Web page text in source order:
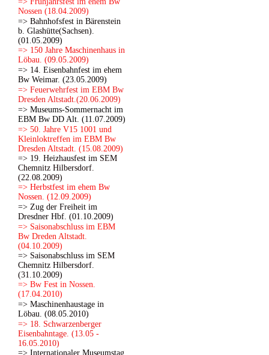
Nossen (18.04.2009)
=> Bahnhofsfest in Bärenstein
b. Glashütte(Sachsen).
(01.05.2009)
=> 150 Jahre Maschinenhaus in
Löbau. (09.05.2009)
=> 14. Eisenbahnfest im ehem
Bw Weimar. (23.05.2009)
=> Feuerwehrfest im EBM Bw
Dresden Altstadt.(20.06.2009)
=> Museums-Sommernacht im
EBM Bw DD Alt. (11.07.2009)
=> 50. Jahre V15 1001 und
Kleinloktreffen im EBM Bw
Dresden Altstadt. (15.08.2009)
=> 19. Heizhausfest im SEM
Chemnitz Hilbersdorf.
(22.08.2009)
=> Herbstfest im ehem Bw
Nossen. (12.09.2009)
=> Zug der Freiheit im
Dresdner Hbf. (01.10.2009)
=> Saisonabschluss im EBM
Bw Dreden Altstadt.
(04.10.2009)
=> Saisonabschluss im SEM
Chemnitz Hilbersdorf.
(31.10.2009)
=> Bw Fest in Nossen.
(17.04.2010)
=> Maschinenhaustage in
Löbau. (08.05.2010)
=> 18. Schwarzenberger
Eisenbahntage. (13.05 -
16.05.2010)
=> Internationaler Museumstag